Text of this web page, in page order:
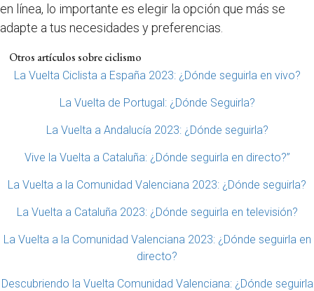
en línea, lo importante es elegir la opción que más se
adapte a tus necesidades y preferencias.
Otros artículos sobre ciclismo
La Vuelta Ciclista a España 2023: ¿Dónde seguirla en vivo?
La Vuelta de Portugal: ¿Dónde Seguirla?
La Vuelta a Andalucía 2023: ¿Dónde seguirla?
Vive la Vuelta a Cataluña: ¿Dónde seguirla en directo?”
La Vuelta a la Comunidad Valenciana 2023: ¿Dónde seguirla?
La Vuelta a Cataluña 2023: ¿Dónde seguirla en televisión?
La Vuelta a la Comunidad Valenciana 2023: ¿Dónde seguirla en
directo?
Descubriendo la Vuelta Comunidad Valenciana: ¿Dónde seguirla